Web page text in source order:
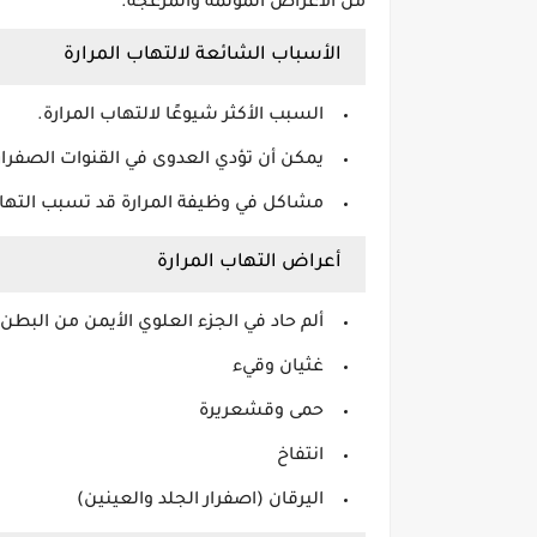
الأسباب الشائعة لالتهاب المرارة
السبب الأكثر شيوعًا لالتهاب المرارة.
يمكن أن تؤدي العدوى في القنوات
مشاكل في وظيفة المرارة قد تسبب
أعراض التهاب المرارة
ألم حاد في الجزء العلوي الأيمن من البطن
غثيان وقيء
حمى وقشعريرة
انتفاخ
اليرقان (اصفرار الجلد والعينين)